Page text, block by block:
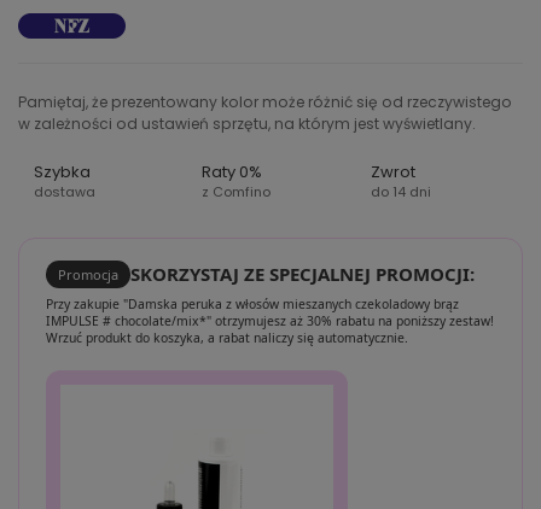
Pamiętaj, że prezentowany kolor może różnić się od rzeczywistego
w zależności od ustawień sprzętu, na którym jest wyświetlany.
Szybka
dostawa
Raty 0%
z Comfino
Zwrot
do 14 dni
Promocja SKORZYSTAJ ZE SPECJALNEJ PROMOCJI:
Przy zakupie "Damska peruka z włosów mieszanych czekoladowy brąz
IMPULSE # chocolate/mix*" otrzymujesz aż 30% rabatu na poniższy zestaw!
Wrzuć produkt do koszyka, a rabat naliczy się automatycznie.